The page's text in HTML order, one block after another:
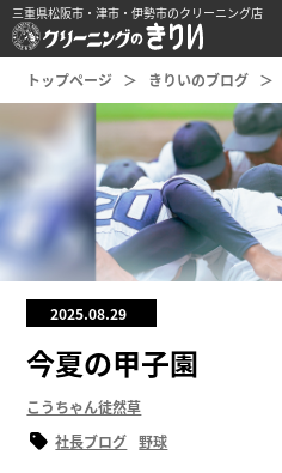
三重県松阪市・津市・伊勢市のクリーニング店
トップページ きりいのブログ
2025.08.29
今夏の甲子園
こうちゃん徒然草
社長ブログ
野球